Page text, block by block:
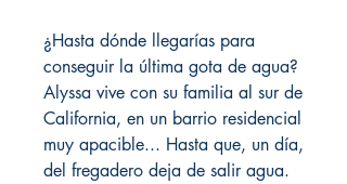
¿Hasta dónde llegarías para
conseguir la última gota de agua?
Alyssa vive con su familia al sur de
California, en un barrio residencial
muy apacible... Hasta que, un día,
del fregadero deja de salir agua.